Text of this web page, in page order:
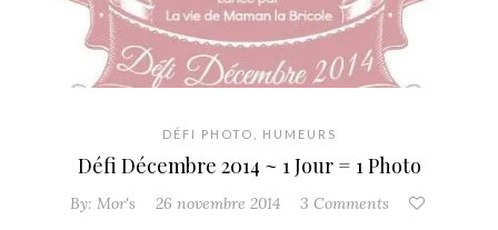
DÉFI PHOTO HUMEURS
Défi Décembre 2014 ~ 1 Jour = 1 Photo
By: Mor's 26 novembre 2014 3 Comments